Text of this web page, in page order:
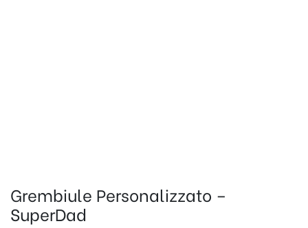
Grembiule Personalizzato –
SuperDad